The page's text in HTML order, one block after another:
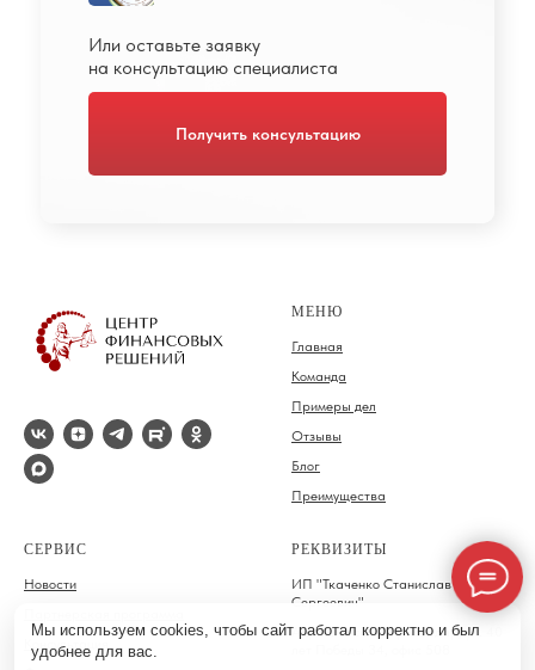
Или оставьте заявку
на консультацию специалиста
Получить консультацию
МЕНЮ
Главная
Команда
Примеры дел
Отзывы
Блог
Преимущества
СЕРВИС
Новости
Консультация
РЕКВИЗИТЫ
ИП "Ткаченко Станислав
Сергеевич"
Адрес: Россия, Краснодар, ул. 40
Мы используем cookies, чтобы сайт работал корректно и был
удобнее для вас.